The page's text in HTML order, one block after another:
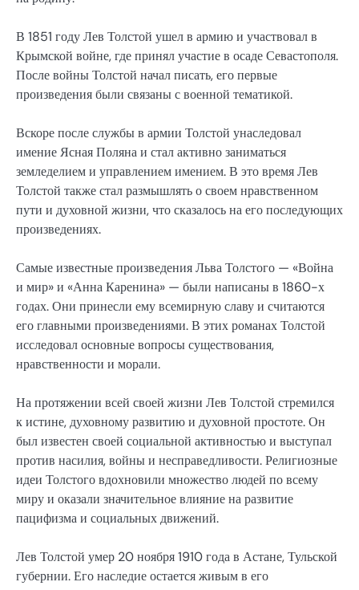
В 1851 году Лев Толстой ушел в армию и участвовал в
Крымской войне, где принял участие в осаде Севастополя.
После войны Толстой начал писать, его первые
произведения были связаны с военной тематикой.
Вскоре после службы в армии Толстой унаследовал
имение Ясная Поляна и стал активно заниматься
земледелием и управлением имением. В это время Лев
Толстой также стал размышлять о своем нравственном
пути и духовной жизни, что сказалось на его последующих
произведениях.
Самые известные произведения Льва Толстого — «Война
и мир» и «Анна Каренина» — были написаны в 1860-х
годах. Они принесли ему всемирную славу и считаются
его главными произведениями. В этих романах Толстой
исследовал основные вопросы существования,
нравственности и морали.
На протяжении всей своей жизни Лев Толстой стремился
к истине, духовному развитию и духовной простоте. Он
был известен своей социальной активностью и выступал
против насилия, войны и несправедливости. Религиозные
идеи Толстого вдохновили множество людей по всему
миру и оказали значительное влияние на развитие
пацифизма и социальных движений.
Лев Толстой умер 20 ноября 1910 года в Астане, Тульской
губернии. Его наследие остается живым в его